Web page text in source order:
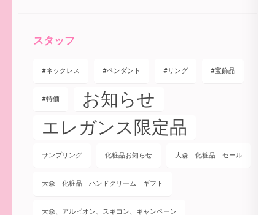
スタッフ
#ネックレス #ペンダント #リング #宝飾品
#特価
お知らせ
エレガンス限定品
サンプリング 化粧品お知らせ 大森 化粧品 セール
大森 化粧品 ハンドクリーム ギフト
大森、アルビオン、スキコン、キャンペーン